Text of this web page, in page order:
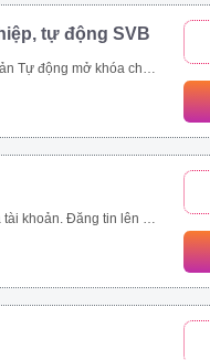
tự động SVB
nội dung tài khoản đang nuôi theo 1 tài khoản mẫu
group, fanpage, profile Là giải pháp marketing, quảng cáo, đăng tin bán hàng hoàn toàn tự động và chuyên nghiệp